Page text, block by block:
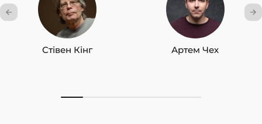
Стівен Кінг Артем Чех